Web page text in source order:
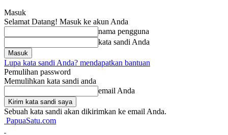
Masuk
Selamat Datang! Masuk ke akun Anda
nama pengguna
kata sandi Anda
Lupa kata sandi Anda? mendapatkan bantuan
Pemulihan password
Memulihkan kata sandi anda
email Anda
Sebuah kata sandi akan dikirimkan ke email Anda.
PapuaSatu.com